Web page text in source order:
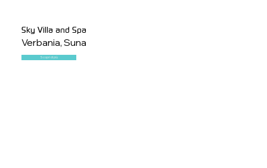
Sky Villa and Spa
Verbania, Suna
Scopri di più